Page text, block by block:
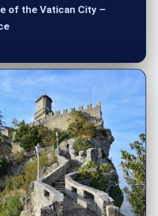
of the Vatican City –